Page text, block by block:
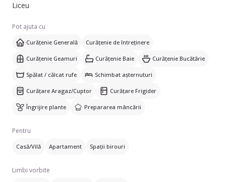
Liceu
Pot ajuta cu
Curățenie Generală Curățenie de întreținere
Curățenie Geamuri Curățenie Baie Curățenie Bucătărie
Spălat / călcat rufe Schimbat așternuturi
Curățare Aragaz/Cuptor Curățare Frigider
Îngrijire plante Prepararea mâncării
Pentru
Casă/Vilă Apartament Spații birouri
Limbi vorbite